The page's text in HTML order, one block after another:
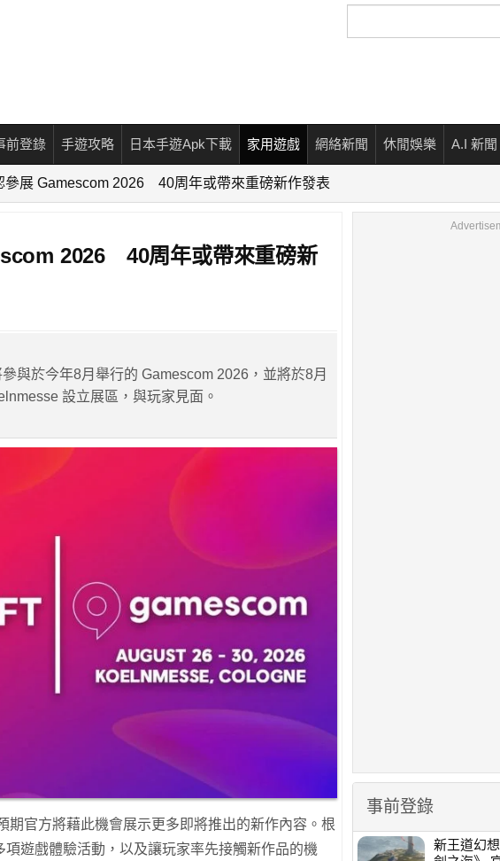
尋
前登錄 手遊攻略 日本手遊Apk下載 家用遊戲 網絡新聞 休閒娛樂 A.I 新聞
參展 Gamescom 2026 40周年或帶來重磅新作發表
2026 40周年或帶來重磅新
與於今年8月舉行的 Gamescom 2026，並將於8月
設立展區，與玩家見面。
期官方將藉此機會展示更多即將推出的新作內容。根
遊戲體驗活動，以及讓玩家率先接觸新作品的機
事前登錄
新王道幻